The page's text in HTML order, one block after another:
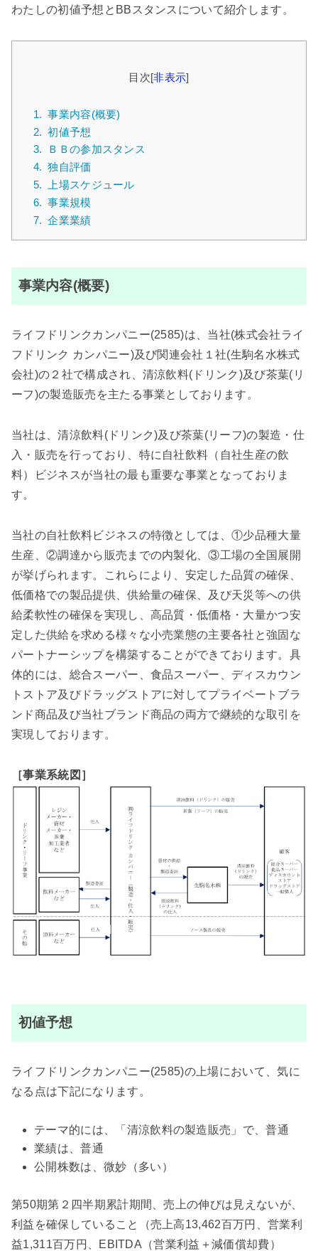
わたしの初値予想とBBスタンスについて紹介します。
目次[非表示]
1. 事業内容(概要)
2. 初値予想
3.
ＢＢの参加スタンス
4. 独自評価
5.
上場スケジュール
6. 事業規模
7. 企業業績
事業内容(概要)
ライフドリンクカンパニー(2585)は、当社(株式会社ライ
フドリンク カンパニー)及び関連会社１社(生駒名水株式
会社)の２社で構成され、清涼飲料(ドリンク)及び茶葉(リ
ーフ)の製造販売を主たる事業としております。
当社は、清涼飲料(ドリンク)及び茶葉(リーフ)の製造・仕
入・販売を行っており、特に自社飲料（自社生産の飲
料）ビジネスが当社の最も重要な事業となっておりま
す。
当社の自社飲料ビジネスの特徴としては、①少品種大量
生産、②調達から販売までの内製化、③工場の全国展開
が挙げられます。これらにより、安定した品質の確保、
低価格での製品提供、供給量の確保、及び天災等への供
給柔軟性の確保を実現し、高品質・低価格・大量かつ安
定した供給を求める様々な小売業態の主要各社と強固な
パートナーシップを構築することができております。具
体的には、総合スーパー、食品スーパー、ディスカウン
トストア及びドラッグストアに対してプライベートブラ
ンド商品及び当社ブランド商品の両方で継続的な取引を
実現しております。
［事業系統図］
初値予想
ライフドリンクカンパニー(2585)の上場において、気に
なる点は下記になります。
テーマ的には、「清涼飲料の製造販売」で、普通
業績は、普通
公開株数は、微妙（多い）
第50期第２四半期累計期間、売上の伸びは見えないが、
利益を確保していること（売上高13,462百万円、営業利
益1,311百万円、EBITDA（営業利益＋減価償却費）